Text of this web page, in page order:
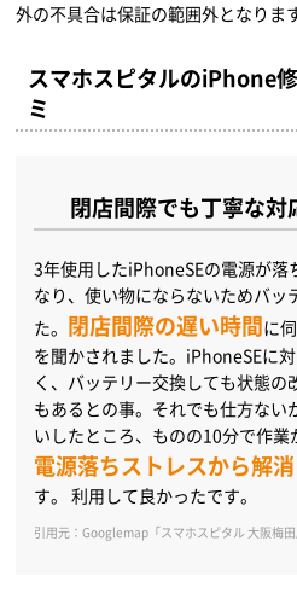
外の不具合は保証の範囲外となります
スマホスピタルのiPhone
ミ
閉店間際でも丁寧な対
3年使用したiPhoneSEの電源が落
なり、使い物にならないためバッ
た。 閉店間際の遅い時間に
を聞かされました。iPhoneSEに
く、バッテリー交換しても状態の
もあるとの事。それでも仕方ない
いしたところ、ものの10分で作
電源落ちストレスから解
す。 利用して良かったです。
引用元：Googlemap「スマホスピタル 大阪